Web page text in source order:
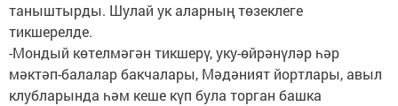
таныштырды. Шулай ук аларның төзеклеге
тикшерелде.
-Мондый көтелмәгән тикшерү, уку-өйрәнүләр һәр
мәктәп-балалар бакчалары, Мәдәният йортлары, авыл
клубларында һәм кеше күп була торган башка